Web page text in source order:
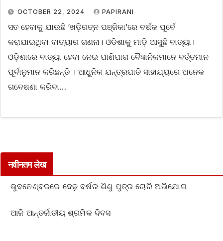
OCTOBER 22, 2024 PAPIRANI
ସତ ହେବାକୁ ଯାଉଛି ‘ଖଡ଼ିରତ୍ନ ପଞ୍ଜିକା’ରେ ବର୍ଷକ ପୂର୍ବେ
କରାଯାଇଥିବା ବାତ୍ୟାର ଗଣନା। ଓଡିଶାକୁ ମାଡ଼ି ଆସୁଛି ବାତ୍ୟା।
ଓଡ଼ିଶାରେ ବାତ୍ୟା ହେବା ନେଇ ପାଣିପାଗ ବୈଜ୍ଞାନିକମାନେ ବର୍ତ୍ତମାନ
ପୂର୍ବାନୁମାନ କରିଛନ୍ତି । ଆଧୁନିକ ଯନ୍ତ୍ରପାତି ସାହାଯ୍ୟରେ ଅନେକ
ଗବେଷଣା କରିବା…
नवीनतम लेख
ଭୁବନେଶ୍ବରରେ ଦେଢ଼ ବର୍ଷର ଶିଶୁ ପୁତ୍ର ଚୋରି ଅଭିଯୋଗ
ଆଜି ଆନ୍ତର୍ଜାତୀୟ ଶ୍ରମିକ ଦିବସ